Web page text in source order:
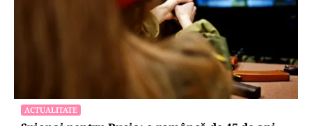
Noua rovinietă intră în vigoare de la 1
octombrie 2026. Ce se schimbă pentru
transportatori